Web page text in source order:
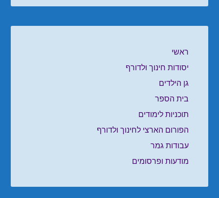
ראשי
יסודות חינוך ולדורף
גן הילדים
בית הספר
תוכניות לימודים
הפורום הארצי לחינוך ולדורף
עבודות גמר
מודעות ופרסומים